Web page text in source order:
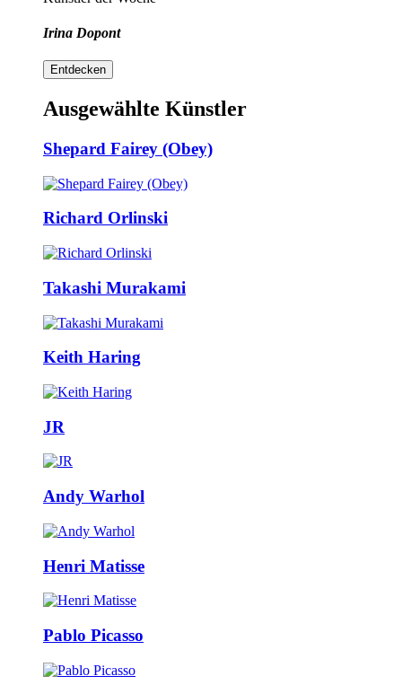
Irina Dopont
Entdecken
Ausgewählte Künstler
Shepard Fairey (Obey)
Richard Orlinski
Takashi Murakami
Keith Haring
JR
Andy Warhol
Henri Matisse
Pablo Picasso